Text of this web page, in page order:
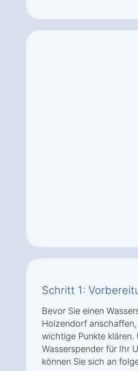
Schritt 1:
Bevor Sie einen
Holzendorf
wichtige Punkte klären.
Wasserspender für Ihr
können Sie sich an